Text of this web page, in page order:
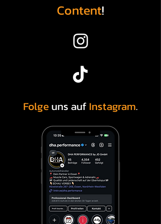
Content!
Folgeuns aufInstagram.